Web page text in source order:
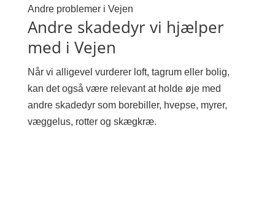
Andre problemer i Vejen
Andre skadedyr vi hjælper
med i Vejen
Når vi alligevel vurderer loft, tagrum eller bolig,
kan det også være relevant at holde øje med
andre skadedyr som borebiller, hvepse, myrer,
væggelus, rotter og skægkræ.